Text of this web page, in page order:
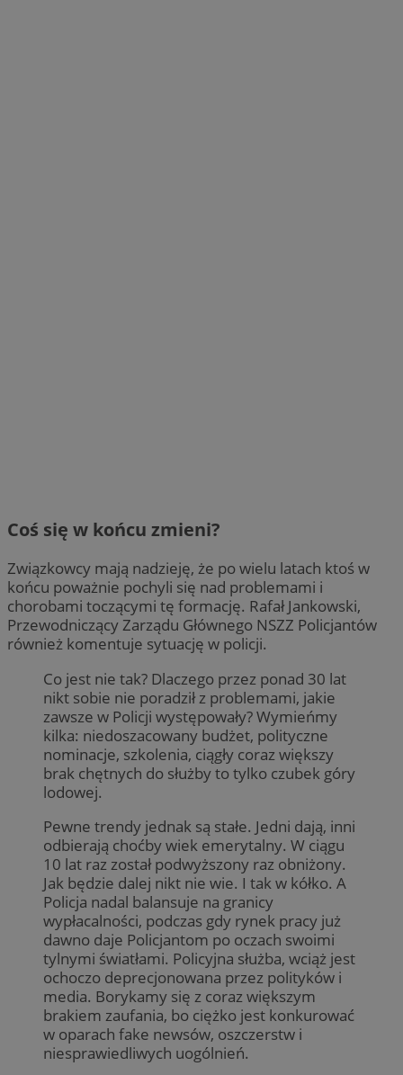
Coś się w końcu zmieni?
Związkowcy mają nadzieję, że po wielu latach ktoś w
końcu poważnie pochyli się nad problemami i
chorobami toczącymi tę formację. Rafał Jankowski,
Przewodniczący Zarządu Głównego NSZZ Policjantów
również komentuje sytuację w policji.
Co jest nie tak? Dlaczego przez ponad 30 lat
nikt sobie nie poradził z problemami, jakie
zawsze w Policji występowały? Wymieńmy
kilka: niedoszacowany budżet, polityczne
nominacje, szkolenia, ciągły coraz większy
brak chętnych do służby to tylko czubek góry
lodowej.
Pewne trendy jednak są stałe. Jedni dają, inni
odbierają choćby wiek emerytalny. W ciągu
10 lat raz został podwyższony raz obniżony.
Jak będzie dalej nikt nie wie. I tak w kółko. A
Policja nadal balansuje na granicy
wypłacalności, podczas gdy rynek pracy już
dawno daje Policjantom po oczach swoimi
tylnymi światłami. Policyjna służba, wciąż jest
ochoczo deprecjonowana przez polityków i
media. Borykamy się z coraz większym
brakiem zaufania, bo ciężko jest konkurować
w oparach fake newsów, oszczerstw i
niesprawiedliwych uogólnień.